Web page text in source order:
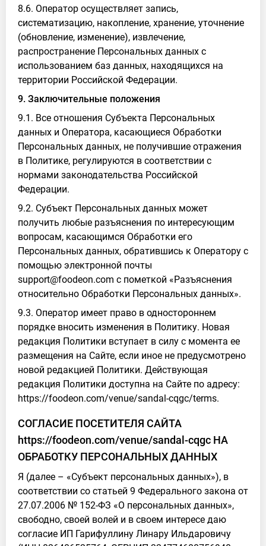
8.6. Оператор осуществляет запись,
систематизацию, накопление, хранение, уточнение
(обновление, изменение), извлечение,
распространение Персональных данных с
использованием баз данных, находящихся на
территории Российской Федерации.
9. Заключительные положения
9.1. Все отношения Субъекта Персональных
данных и Оператора, касающиеся Обработки
Персональных данных, не получившие отражения
в Политике, регулируются в соответствии с
нормами законодательства Российской
Федерации.
9.2. Субъект Персональных данных может
получить любые разъяснения по интересующим
вопросам, касающимся Обработки его
Персональных данных, обратившись к Оператору с
помощью электронной почты
support@foodeon.com с пометкой «Разъяснения
относительно Обработки Персональных данных».
9.3. Оператор имеет право в одностороннем
порядке вносить изменения в Политику. Новая
редакция Политики вступает в силу с момента ее
размещения на Сайте, если иное не предусмотрено
новой редакцией Политики. Действующая
редакция Политики доступна на Сайте по адресу:
https://foodeon.com/venue/sandal-cqgc/terms.
СОГЛАСИЕ ПОСЕТИТЕЛЯ САЙТА
https://foodeon.com/venue/sandal-cqgc НА
ОБРАБОТКУ ПЕРСОНАЛЬНЫХ ДАННЫХ
Я (далее – «Субъект персональных данных»), в
соответствии со статьей 9 Федерального закона от
27.07.2006 № 152-ФЗ «О персональных данных»,
свободно, своей волей и в своем интересе даю
согласие ИП Гарифуллину Линару Ильдаровичу